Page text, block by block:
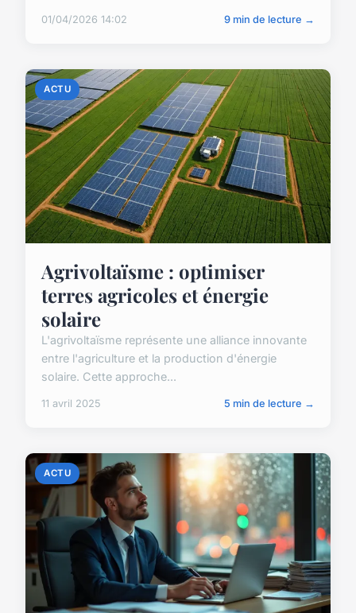
01/04/2026 14:02 9 min de lecture →
ACTU
Agrivoltaïsme : optimiser
terres agricoles et énergie
solaire
L'agrivoltaïsme représente une alliance innovante
entre l'agriculture et la production d'énergie
solaire. Cette approche...
11 avril 2025 5 min de lecture →
ACTU